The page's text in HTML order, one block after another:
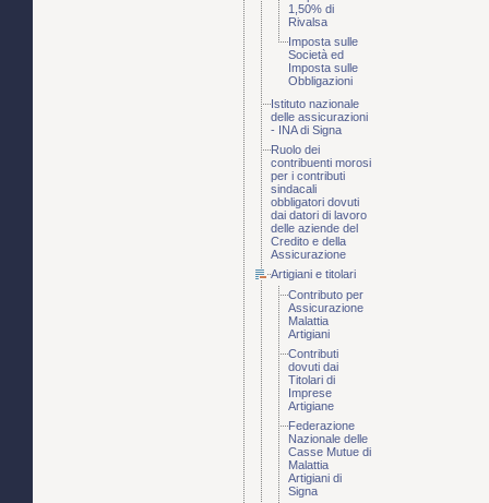
1,50% di
Rivalsa
Imposta sulle
Società ed
Imposta sulle
Obbligazioni
Istituto nazionale
delle assicurazioni
- INA di Signa
Ruolo dei
contribuenti morosi
per i contributi
sindacali
obbligatori dovuti
dai datori di lavoro
delle aziende del
Credito e della
Assicurazione
Artigiani e titolari
Contributo per
Assicurazione
Malattia
Artigiani
Contributi
dovuti dai
Titolari di
Imprese
Artigiane
Federazione
Nazionale delle
Casse Mutue di
Malattia
Artigiani di
Signa